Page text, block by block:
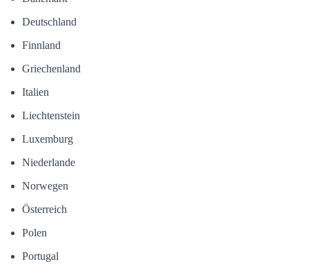
Deutschland
Finnland
Griechenland
Italien
Liechtenstein
Luxemburg
Niederlande
Norwegen
Österreich
Polen
Portugal